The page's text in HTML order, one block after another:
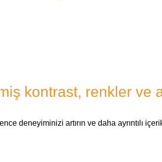
kontrast, renkler ve
deneyiminizi artırın ve daha ayrıntılı